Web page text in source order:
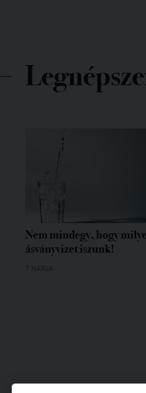
Nem mindegy, hogy
ásványvizet iszunk!
7 NAPJA